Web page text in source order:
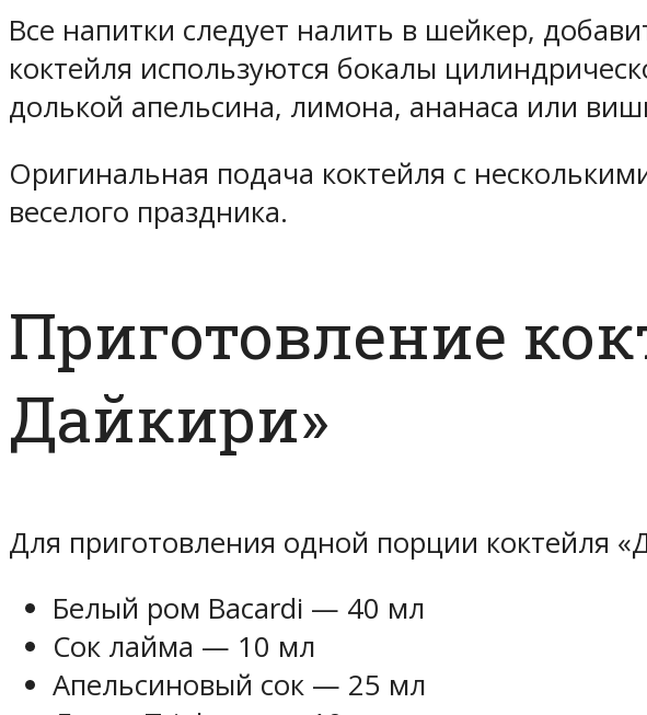
Все напитки следует налить в шейкер,
коктейля используются бокалы
долькой апельсина, лимона, ананаса или
Оригинальная подача коктейля с
веселого праздника.
Приготовление
Дайкири»
Для приготовления одной порции коктейля
Белый ром Bacardi — 40 мл
Сок лайма — 10 мл
Апельсиновый сок — 25 мл